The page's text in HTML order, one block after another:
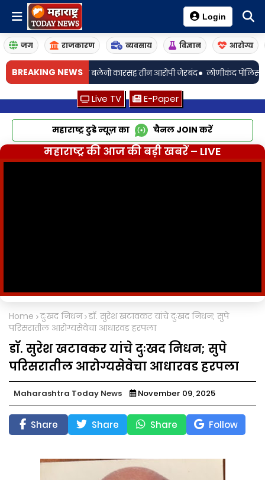
Login
जग राजकारण व्यवसाय विज्ञान आरोग्य
BREAKING NEWS
काडतुसे व बलेनो कारसह तीन आरोपी जेरबंद• लोणीकंद पोलिसांची अमली
Live TV E-Paper
महाराष्ट्र टुडे न्यूज़ का चैनल JOIN करें
महाराष्ट्र की आज की बड़ी खबरें – LIVE
Home दुःखद निधन डॉ. सुरेश खटावकर यांचे दुःखद निधन; सुपे
परिसरातील आरोग्यसेवेचा आधारवड हरपला
डॉ. सुरेश खटावकर यांचे दुःखद निधन; सुपे
परिसरातील आरोग्यसेवेचा आधारवड हरपला
Maharashtra Today News November 09, 2025
Share Share Share Follow